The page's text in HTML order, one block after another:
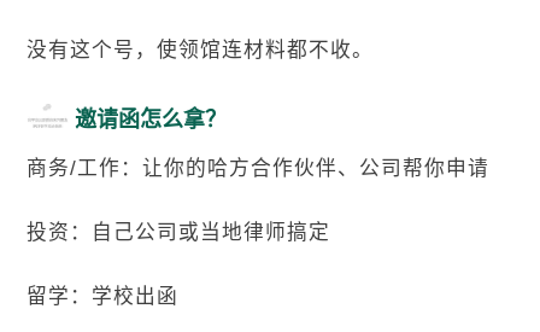
没有这个号，使领馆连材料都不收。
邀请函怎么拿？
商务/工作：让你的哈方合作伙伴、公司帮你申请
投资：自己公司或当地律师搞定
留学：学校出函